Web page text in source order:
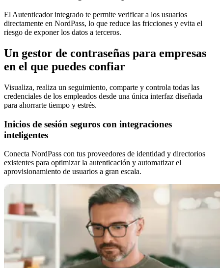
El Autenticador integrado te permite verificar a los usuarios
directamente en NordPass, lo que reduce las fricciones y evita el
riesgo de exponer los datos a terceros.
Un gestor de contraseñas para empresas
en el que puedes confiar
Visualiza, realiza un seguimiento, comparte y controla todas las
credenciales de los empleados desde una única interfaz diseñada
para ahorrarte tiempo y estrés.
Inicios de sesión seguros con integraciones
inteligentes
Conecta NordPass con tus proveedores de identidad y directorios
existentes para optimizar la autenticación y automatizar el
aprovisionamiento de usuarios a gran escala.